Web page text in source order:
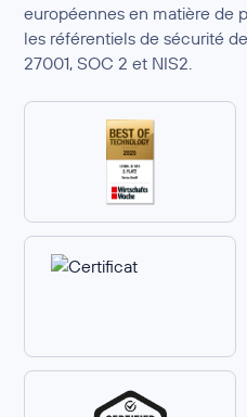
européennes en matière de
les référentiels de sécurité
27001, SOC 2 et NIS2.